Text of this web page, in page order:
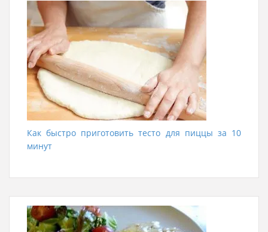
Как быстро приготовить тесто для пиццы за 10
минут